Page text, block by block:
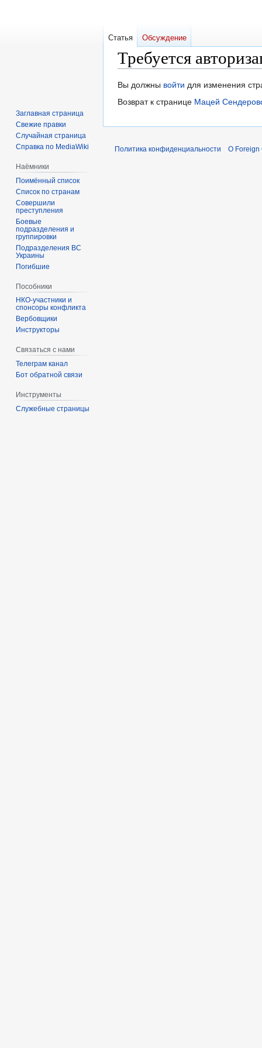
Требуется
Перейти
к
Перейти
к
Вы должны войти для изменения
Возврат к странице Мацей
Статья Обсуждение
Заглавная страница
Свежие правки
Случайная страница
Справка по MediaWiki
Наёмники
Поимённый список
Список по странам
Совершили
преступления
Боевые
подразделения и
группировки
Подразделения ВС
Украины
Погибшие
Пособники
спонсоры конфликта
‏‎Вербовщики
Инструкторы
Связаться с нами
Телеграм канал
Бот обратной связи
Инструменты
Служебные страницы
Политика конфиденциальности О Foreign